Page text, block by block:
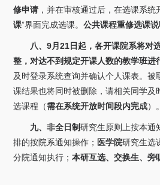
修申请 ，并在审核通过后，在选课系统
课”界面完成选课。公共课程重修选课说
八、9月21日起，各开课院系将对
整，对达不到规定开课人数的教学班进
及时登录系统查询并确认个人课表。被
课结果也将同时被删除，请相关同学及
选课程（需在系统开放时间段内完成）。
九、非全日制研究生原则上按本通
排的按院系通知操作； 医学院研究生选
分院通知执行；本研互选、交换生、旁